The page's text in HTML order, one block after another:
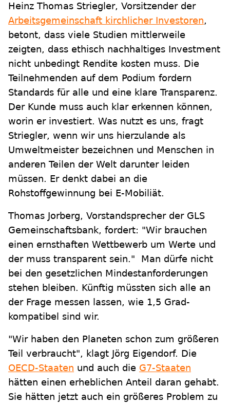
Heinz Thomas Striegler, Vorsitzender der
Arbeitsgemeinschaft kirchlicher Investoren,
betont, dass viele Studien mittlerweile
zeigten, dass ethisch nachhaltiges Investment
nicht unbedingt Rendite kosten muss. Die
Teilnehmenden auf dem Podium fordern
Standards für alle und eine klare Transparenz.
Der Kunde muss auch klar erkennen können,
worin er investiert. Was nutzt es uns, fragt
Striegler, wenn wir uns hierzulande als
Umweltmeister bezeichnen und Menschen in
anderen Teilen der Welt darunter leiden
müssen. Er denkt dabei an die
Rohstoffgewinnung bei E-Mobiliät.
Thomas Jorberg, Vorstandsprecher der GLS
Gemeinschaftsbank, fordert: "Wir brauchen
einen ernsthaften Wettbewerb um Werte und
der muss transparent sein." Man dürfe nicht
bei den gesetzlichen Mindestanforderungen
stehen bleiben. Künftig müssten sich alle an
der Frage messen lassen, wie 1,5 Grad-
kompatibel sind wir.
"Wir haben den Planeten schon zum größeren
Teil verbraucht", klagt Jörg Eigendorf. Die
OECD-Staaten und auch die G7-Staaten
hätten einen erheblichen Anteil daran gehabt.
Sie hätten jetzt auch ein größeres Problem zu